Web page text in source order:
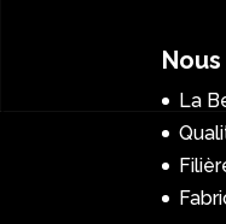
La